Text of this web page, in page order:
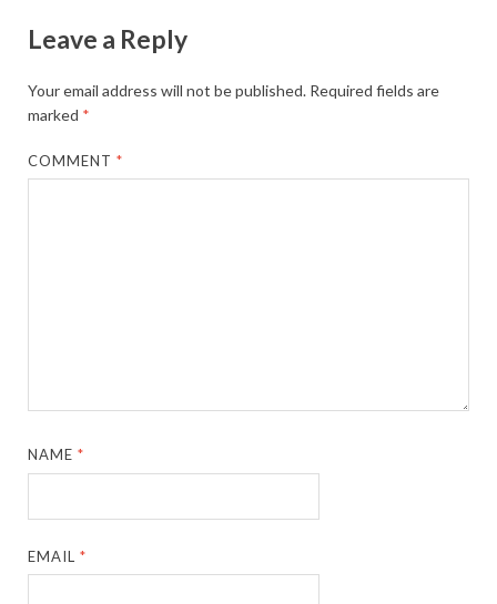
Leave a Reply
Your email address will not be published. Required fields are
marked *
COMMENT*
NAME*
EMAIL*